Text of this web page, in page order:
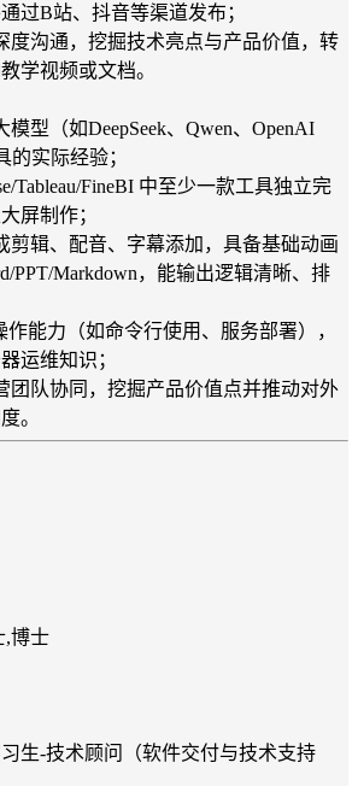
过B站、抖音等渠道发布；
度沟通，挖掘技术亮点与产品价值，转
学视频或文档。
型（如DeepSeek、Qwen、OpenAI
实际经验；
Tableau/FineBI 中至少一款工具独立完
屏制作；
剪辑、配音、字幕添加，具备基础动画
PPT/Markdown，能输出逻辑清晰、排
能力（如命令行使用、服务部署），
运维知识；
团队协同，挖掘产品价值点并推动对外
。
,博士
生-技术顾问（软件交付与技术支持